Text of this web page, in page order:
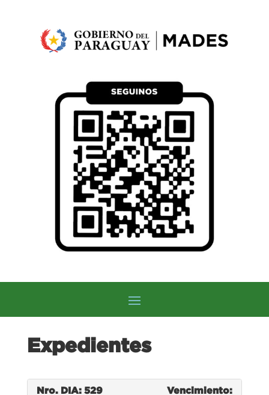
Expedientes
Nro. DIA: 529 Vencimiento: